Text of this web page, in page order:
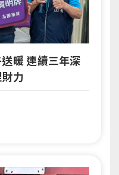
暖 連續三年深
力